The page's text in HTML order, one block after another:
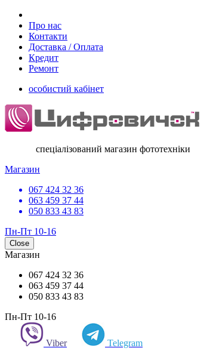
Про нас
Контакти
Доставка / Оплата
Кредит
Ремонт
особистий кабінет
спеціалізований магазин фототехніки
Магазин
067 424 32 36
063 459 37 44
050 833 43 83
Пн-Пт 10-16
Close
Магазин
067 424 32 36
063 459 37 44
050 833 43 83
Пн-Пт 10-16
Viber Telegram